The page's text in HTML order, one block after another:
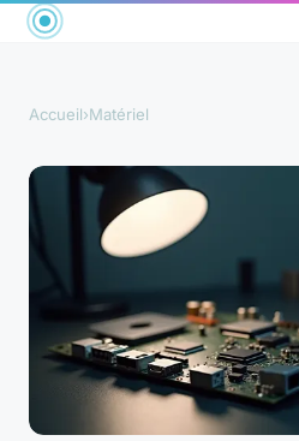
Accueil›Matériel